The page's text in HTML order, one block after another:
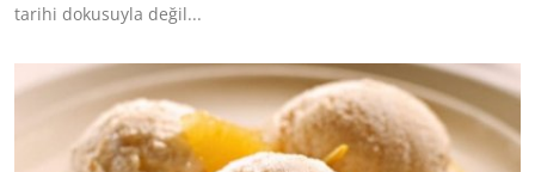
tarihi dokusuyla değil...